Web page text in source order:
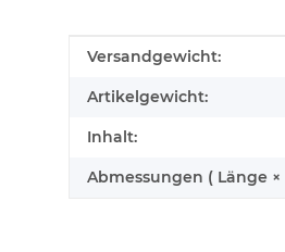
Produkteigenschaft
Wert
Versandgewicht:
Artikelgewicht:
Inhalt:
Abmessungen ( Länge ×